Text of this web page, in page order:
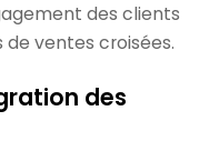
des clients
ventes croisées.
des